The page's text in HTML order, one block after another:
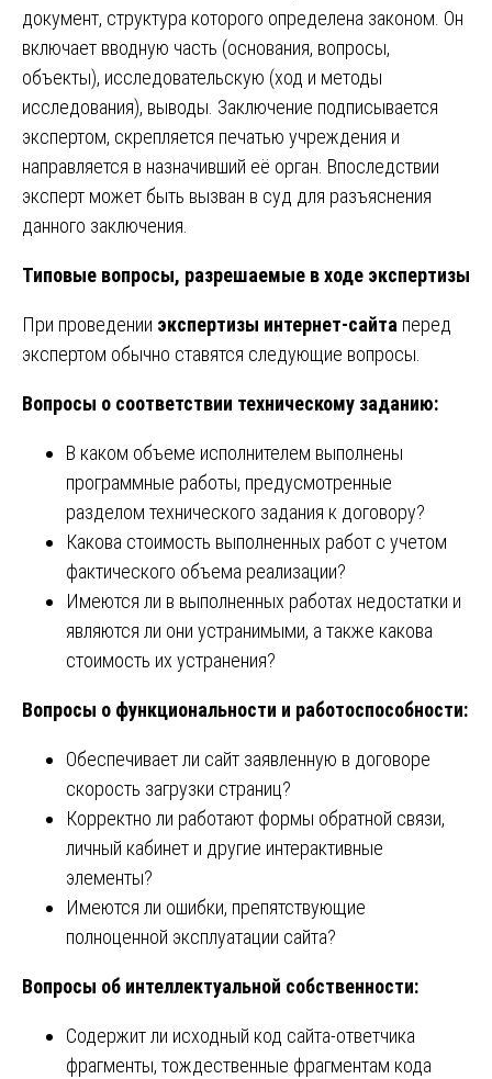
документ, структура которого определена законом. Он
включает вводную часть (основания, вопросы,
объекты), исследовательскую (ход и методы
исследования), выводы. Заключение подписывается
экспертом, скрепляется печатью учреждения и
направляется в назначивший её орган. Впоследствии
эксперт может быть вызван в суд для разъяснения
данного заключения.
Типовые вопросы, разрешаемые в ходе экспертизы
При проведении экспертизы интернет-сайта перед
экспертом обычно ставятся следующие вопросы.
Вопросы о соответствии техническому заданию:
В каком объеме исполнителем выполнены
программные работы, предусмотренные
разделом технического задания к договору?
Какова стоимость выполненных работ с учетом
фактического объема реализации?
Имеются ли в выполненных работах недостатки и
являются ли они устранимыми, а также какова
стоимость их устранения?
Вопросы о функциональности и работоспособности:
Обеспечивает ли сайт заявленную в договоре
скорость загрузки страниц?
Корректно ли работают формы обратной связи,
личный кабинет и другие интерактивные
элементы?
Имеются ли ошибки, препятствующие
полноценной эксплуатации сайта?
Вопросы об интеллектуальной собственности:
Содержит ли исходный код сайта-ответчика
фрагменты, тождественные фрагментам кода